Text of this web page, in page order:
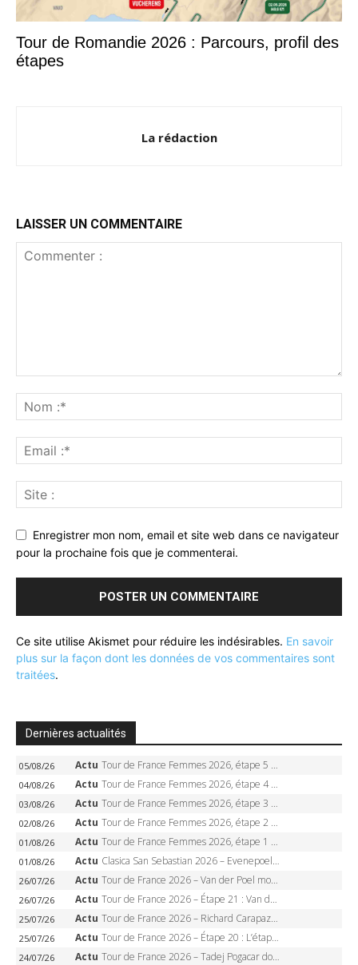
Tour de Romandie 2026 : Parcours, profil des
étapes
La rédaction
LAISSER UN COMMENTAIRE
Enregistrer mon nom, email et site web dans ce navigateur
pour la prochaine fois que je commenterai.
Ce site utilise Akismet pour réduire les indésirables. En savoir
plus sur la façon dont les données de vos commentaires sont
traitées.
Dernières actualités
05/08/26 Actu Tour de France Femmes 2026, étape 5 – Demi Vollering gagne à Belleville, Reusser en jaune, Ferrand-Prévot coule
04/08/26 Actu Tour de France Femmes 2026, étape 4 – Marlen Reusser écrase le chrono, Ferrand-Prévot en crise
03/08/26 Actu Tour de France Femmes 2026, étape 3 – Sigrid Haugset en solitaire, 88 km d’échappée, maillot jaune
02/08/26 Actu Tour de France Femmes 2026, étape 2 – Lorena Wiebes doublé à Genève, Markus héroïque, 7e record
01/08/26 Actu Tour de France Femmes 2026, étape 1 – Lorena Wiebes intouchable à Lausanne, premier maillot jaune
01/08/26 Actu Clasica San Sebastian 2026 – Evenepoel recordman, 4e victoire, Carapaz battu au sprint
26/07/26 Actu Tour de France 2026 – Van der Poel monumental à Paris, Pogacar égale le record des cinq sacres
26/07/26 Actu Tour de France 2026 – Étape 21 : Van der Poel, Pogacar, qui succédera à Wout van Aert sur les Champs-Elysées ?
25/07/26 Actu Tour de France 2026 – Richard Carapaz roi des Alpes, doublé et maillot à pois, Seixas perd le podium
25/07/26 Actu Tour de France 2026 – Étape 20 : L’étape reine, Galibier, Sarenne, Alpe d’Huez, qui succédera à Pogacar ?
24/07/26 Actu Tour de France 2026 – Tadej Pogacar dompte l’Alpe d’Huez, 5e victoire, record de Pantani pulvérisé